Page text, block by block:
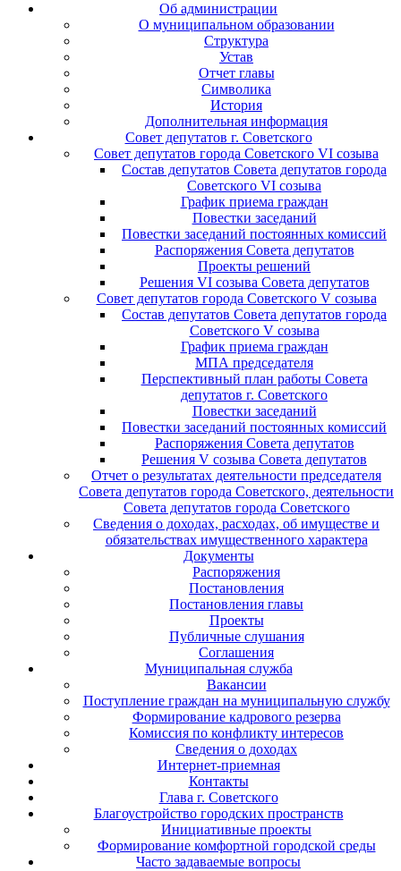
Об администрации
О муниципальном образовании
Структура
Устав
Отчет главы
Символика
История
Дополнительная информация
Совет депутатов г. Советского
Совет депутатов города Советского VI созыва
Состав депутатов Совета депутатов города
Советского VI созыва
График приема граждан
Повестки заседаний
Повестки заседаний постоянных комиссий
Распоряжения Совета депутатов
Проекты решений
Решения VI созыва Совета депутатов
Совет депутатов города Советского V созыва
Состав депутатов Совета депутатов города
Советского V созыва
График приема граждан
МПА председателя
Перспективный план работы Совета
депутатов г. Советского
Повестки заседаний
Повестки заседаний постоянных комиссий
Распоряжения Совета депутатов
Решения V созыва Совета депутатов
Отчет о результатах деятельности председателя
Совета депутатов города Советского, деятельности
Совета депутатов города Советского
Сведения о доходах, расходах, об имуществе и
обязательствах имущественного характера
Документы
Распоряжения
Постановления
Постановления главы
Проекты
Публичные слушания
Соглашения
Муниципальная служба
Вакансии
Поступление граждан на муниципальную службу
Формирование кадрового резерва
Комиссия по конфликту интересов
Сведения о доходах
Интернет-приемная
Контакты
Глава г. Советского
Благоустройство городских пространств
Инициативные проекты
Формирование комфортной городской среды
Часто задаваемые вопросы